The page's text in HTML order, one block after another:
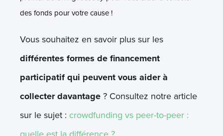
des fonds pour votre cause !
Vous souhaitez en savoir plus sur les
différentes formes de financement
participatif qui peuvent vous aider à
collecter davantage? Consultez notre article
sur le sujet : crowdfunding vs peer-to-peer :